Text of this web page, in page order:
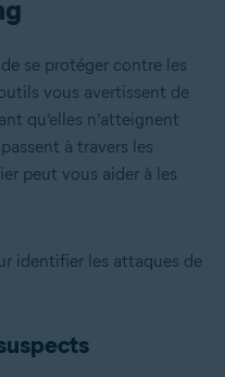
se protéger contre les
vous avertissent de
qu’elles n’atteignent
à travers les
peut vous aider à les
identifier les attaques de